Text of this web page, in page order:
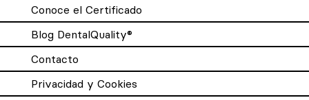
Conoce el Certificado
Blog DentalQuality®
Contacto
Privacidad y Cookies